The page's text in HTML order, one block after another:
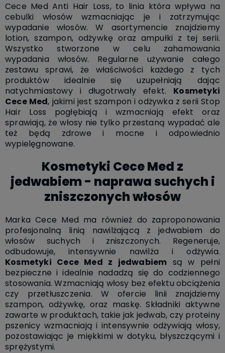
Cece Med Anti Hair Loss, to linia która wpływa na
cebulki włosów wzmacniając je i zatrzymując
wypadanie włosów. W asortymencie znajdziemy
lotion, szampon, odżywkę oraz ampułki z tej serii.
Wszystko stworzone w celu zahamowania
wypadania włosów. Regularne używanie całego
zestawu sprawi, że właściwości każdego z tych
produktów idealnie się uzupełniają dając
natychmiastowy i długotrwały efekt. Kosmetyki
Cece Med, jakimi jest szampon i odżywka z serii Stop
Hair Loss pogłębiają i wzmacniają efekt oraz
sprawiają, że włosy nie tylko przestaną wypadać ale
też będą zdrowe i mocne i odpowiednio
wypielęgnowane.
Kosmetyki Cece Med z
jedwabiem - naprawa suchych i
zniszczonych włosów
Marka Cece Med ma również do zaproponowania
profesjonalną linią nawilżającą z jedwabiem do
włosów suchych i zniszczonych. Regeneruje,
odbudowuje, intensywnie nawilża i odżywia.
Kosmetyki Cece Med z jedwabiem są w pełni
bezpieczne i idealnie nadadzą się do codziennego
stosowania. Wzmacniają włosy bez efektu obciążenia
czy przetłuszczenia. W ofercie linii znajdziemy
szampon, odżywkę, oraz maskę. Składniki aktywne
zawarte w produktach, takie jak jedwab, czy proteiny
pszenicy wzmacniają i intensywnie odżywiają włosy,
pozostawiając je miękkimi w dotyku, błyszczącymi i
sprężystymi.